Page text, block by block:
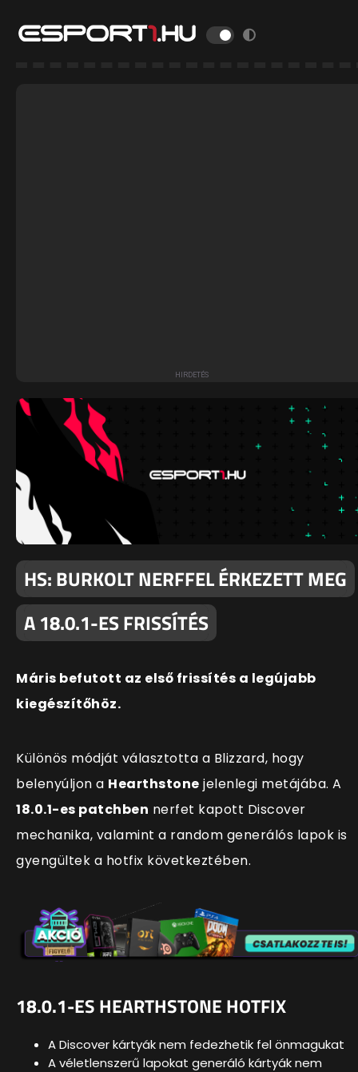
HS: BURKOLT NERFFEL ÉRKEZETT MEG
A 18.0.1-ES FRISSÍTÉS
Máris befutott az első frissítés a legújabb
kiegészítőhöz.
Különös módját választotta a Blizzard, hogy
belenyúljon a Hearthstone jelenlegi metájába. A
18.0.1-es patchben nerfet kapott Discover
mechanika, valamint a random generálós lapok is
gyengültek a hotfix következtében.
18.0.1-ES HEARTHSTONE HOTFIX
A Discover kártyák nem fedezhetik fel önmagukat
A véletlenszerű lapokat generáló kártyák nem